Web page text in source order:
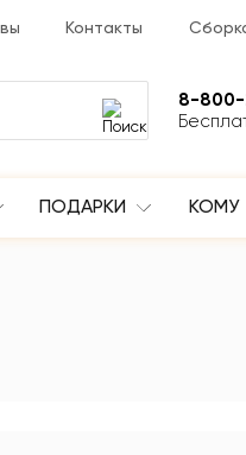
Контакты
8-
ПОДАРКИ КОМУ